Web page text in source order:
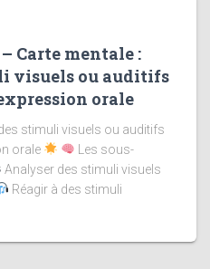
Carte mentale :
visuels ou auditifs
orale
stimuli visuels ou auditifs
orale
Les sous-
Analyser des stimuli visuels
Réagir à des stimuli